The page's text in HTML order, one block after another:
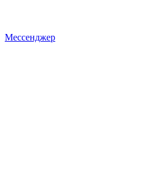
Мессенджер